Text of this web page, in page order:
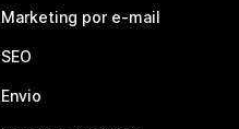
Marketing por e-mail
SEO
Envio